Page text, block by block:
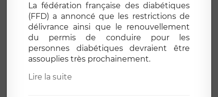
La fédération française des diabétiques
(FFD) a annoncé que les restrictions de
délivrance ainsi que le renouvellement
du permis de conduire pour les
personnes diabétiques devraient être
assouplies très prochainement.
Lire la suite